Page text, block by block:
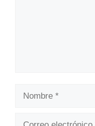
Nombre
Correo